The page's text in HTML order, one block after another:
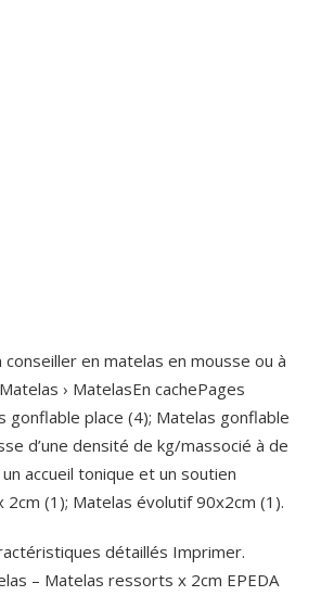
en matelas en mousse ou à
› MatelasEn cachePages
gonflable place (4); Matelas gonflable
d’une densité de kg/massocié à de
accueil tonique et un soutien
(1); Matelas évolutif 90x2cm (1).
détaillés Imprimer.
– Matelas ressorts x 2cm EPEDA